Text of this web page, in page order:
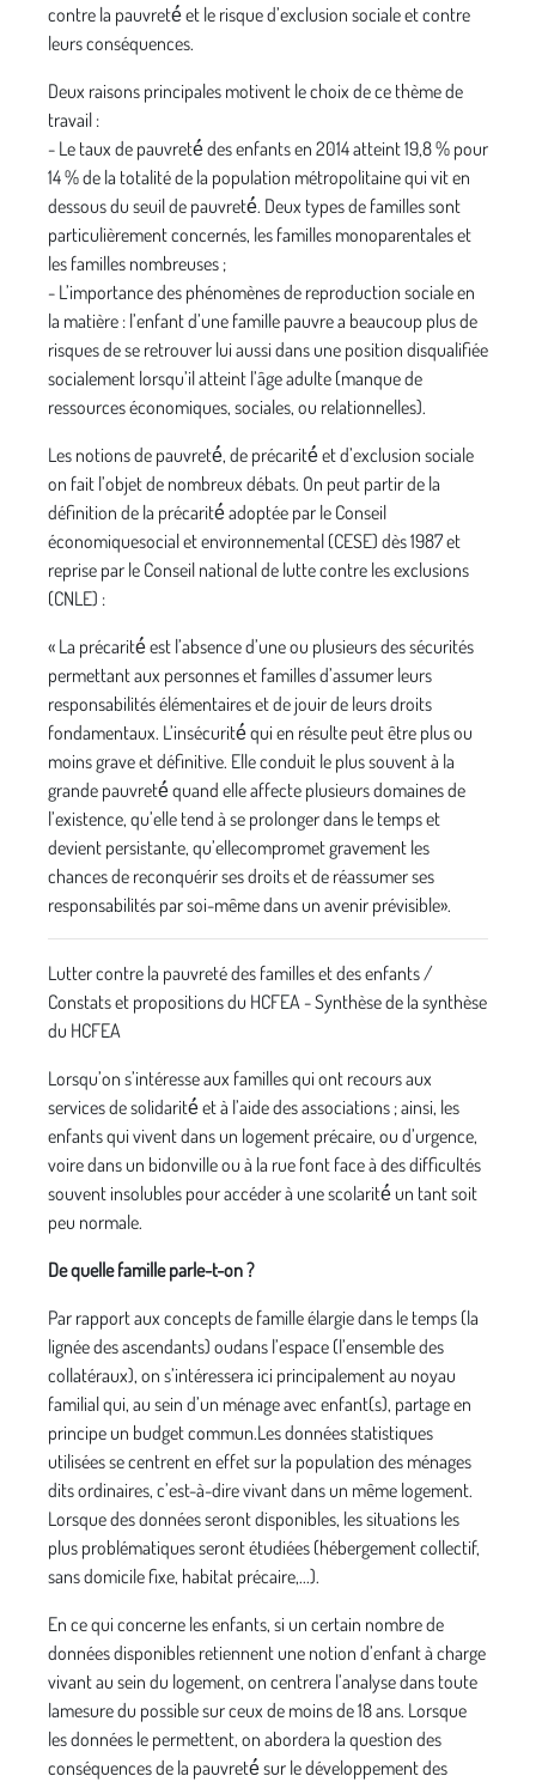
contre la pauvreté́ et le risque d’exclusion sociale et contre
leurs conséquences.
Deux raisons principales motivent le choix de ce thème de
travail :
- Le taux de pauvreté́ des enfants en 2014 atteint 19,8 % pour
14 % de la totalité de la population métropolitaine qui vit en
dessous du seuil de pauvreté́. Deux types de familles sont
particulièrement concernés, les familles monoparentales et
les familles nombreuses ;
- L’importance des phénomènes de reproduction sociale en
la matière : l’enfant d’une famille pauvre a beaucoup plus de
risques de se retrouver lui aussi dans une position disqualifiée
socialement lorsqu’il atteint l’âge adulte (manque de
ressources économiques, sociales, ou relationnelles).
Les notions de pauvreté́, de précarité́ et d’exclusion sociale
on fait l’objet de nombreux débats. On peut partir de la
définition de la précarité́ adoptée par le Conseil
économiquesocial et environnemental (CESE) dès 1987 et
reprise par le Conseil national de lutte contre les exclusions
(CNLE) :
« La précarité́ est l’absence d’une ou plusieurs des sécurités
permettant aux personnes et familles d’assumer leurs
responsabilités élémentaires et de jouir de leurs droits
fondamentaux. L’insécurité́ qui en résulte peut être plus ou
moins grave et définitive. Elle conduit le plus souvent à la
grande pauvreté́ quand elle affecte plusieurs domaines de
l’existence, qu’elle tend à se prolonger dans le temps et
devient persistante, qu’ellecompromet gravement les
chances de reconquérir ses droits et de réassumer ses
responsabilités par soi-même dans un avenir prévisible».
Lutter contre la pauvreté des familles et des enfants /
Constats et propositions du HCFEA - Synthèse de la synthèse
du HCFEA
Lorsqu’on s’intéresse aux familles qui ont recours aux
services de solidarité́ et à l’aide des associations ; ainsi, les
enfants qui vivent dans un logement précaire, ou d’urgence,
voire dans un bidonville ou à la rue font face à des difficultés
souvent insolubles pour accéder à une scolarité́ un tant soit
peu normale.
De quelle famille parle-t-on ?
Par rapport aux concepts de famille élargie dans le temps (la
lignée des ascendants) oudans l’espace (l’ensemble des
collatéraux), on s’intéressera ici principalement au noyau
familial qui, au sein d’un ménage avec enfant(s), partage en
principe un budget commun.Les données statistiques
utilisées se centrent en effet sur la population des ménages
dits ordinaires, c’est-à-dire vivant dans un même logement.
Lorsque des données seront disponibles, les situations les
plus problématiques seront étudiées (hébergement collectif,
sans domicile fixe, habitat précaire,...).
En ce qui concerne les enfants, si un certain nombre de
données disponibles retiennent une notion d’enfant à charge
vivant au sein du logement, on centrera l’analyse dans toute
lamesure du possible sur ceux de moins de 18 ans. Lorsque
les données le permettent, on abordera la question des
conséquences de la pauvreté́ sur le développement des